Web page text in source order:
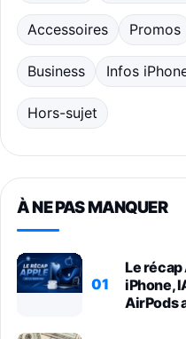
Accessoires Promos
Business Infos
Hors-sujet
À NE PAS MANQUER
01
Le récap
iPhone,
AirPods